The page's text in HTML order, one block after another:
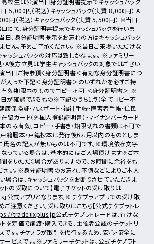
⾼校⽣は公演当⽇身分証明書提⽰でキャッシュバック
5,000円（税込）キャッシュバック（実質 8,000円） A
円（税込）キャッシュバック（実質 5,500円） ※当⽇
にて、身分証明書提⽰でキャッシュバックを⾏いま
、身分証明書提⽰をお忘れの⽅はキャッシュバック
せん。予めご了承ください。 ※当⽇ご来場いただけな
ャッシュバックの対応は致しかねます。 ※ファミリー
・A後方立見は学⽣キャッシュバックの対象ではござい
当日ご持参頂く身分証明書＜有効な身分証明書につ
入った下記＜身分証明書＞のいずれかを必ずご持
効期限内のものでコピー不可 ＜身分証明書＞ ※
が確認できるもの※下記のうち1点（全てコピー不
健康保険証・パスポート・福祉手帳・障害者手帳・住民
在留カード（外国人登録証明書） ・マイナンバーカード
のみ有効。コピー・手書き・期限切れの書類は不可で
籍謄本・戸籍抄本は発行後6カ月以内のものとしま
名の記入が無いものは不可です。※環境依存文字
っている場合は、基本的にはご入場頂けます※ご本
をいただく場合がありますので、お時間に余裕をも
い。 ※身分証明書のお忘れ、不備などによりご本人
場合は、キャッシュバックをお断りさせていただきま
トの受取について】電子チケットの受け取りは
公式アプリとなります。※チケプラアプリでの受け取
ご注意ください。受け取りはこちら【公式チケプラトレ
trade.tixplus.jp公式チケプラトレードは、行けな
トを定価で譲渡・購入できる、主催者公認のチケットリ
です。 チケプラが取引を代行するため、安心・安全に
ービスです。 ※ファミリーチケットは、公式チケプラト